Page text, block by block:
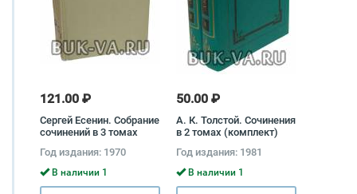
121.00 ₽
Сергей Есенин. Собрание
сочинений в 3 томах
Есенин, Юрий Прокушев,
Сергей Кошечкин,
Александра Есенина
Год издания: 1970
В наличии 1
50.00 ₽
А. К. Толстой. Сочинения
в 2 томах (комплект)
Год издания: 1981
В наличии 1